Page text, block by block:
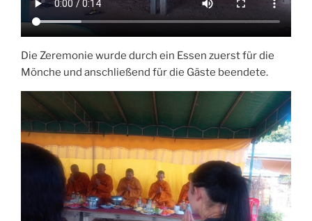
Die Zeremonie wurde durch ein Essen zuerst für die
Mönche und anschließend für die Gäste beendete.